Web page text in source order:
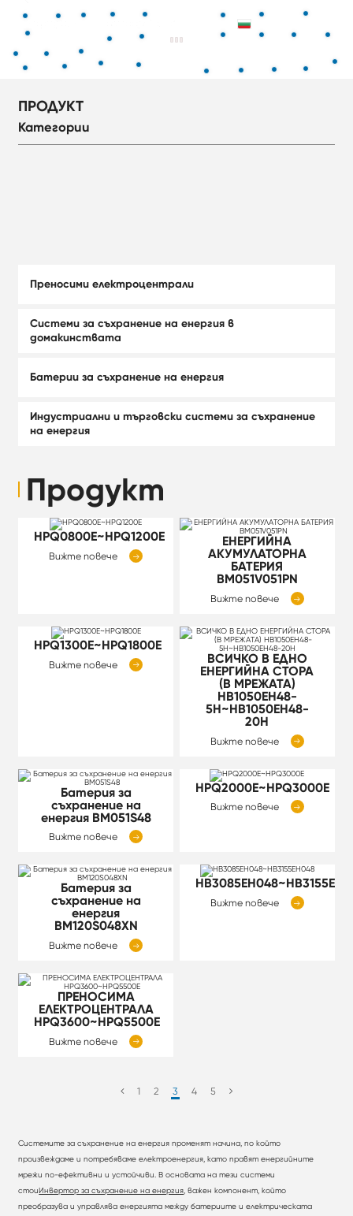
ПРОДУКТ
Категории
Преносими електроцентрали
Системи за съхранение на енергия в
домакинствата
Батерии за съхранение на енергия
Индустриални и търговски системи за съхранение
на енергия
Продукт
HPQ0800E~HPQ1200E
Вижте повече 
ЕНЕРГИЙНА
АКУМУЛАТОРНА
БАТЕРИЯ
BM051V051PN
Вижте повече 
HPQ1300E~HPQ1800E
Вижте повече 
ВСИЧКО В ЕДНО
ЕНЕРГИЙНА СТОРА
(В МРЕЖАТА)
HB1050EH48-
5H~HB1050EH48-
20H
Вижте повече 
Батерия за
съхранение на
енергия BM051S48
Вижте повече 
HPQ2000E~HPQ3000E
Вижте повече 
Батерия за
съхранение на
енергия
BM120S048XN
Вижте повече 
Вижте повече 
ПРЕНОСИМА
ЕЛЕКТРОЦЕНТРАЛА
HPQ3600~HPQ5500E
Вижте повече 
1 2 3 4 5
Системите за съхранение на енергия променят начина, по който
произвеждаме и потребяваме електроенергия, като правят енергийните
мрежи по-ефективни и устойчиви. В основата на тези системи
стоиИнвертор за съхранение на енергия , важен компонент, който
преобразува и управлява енергията между батериите и електрическата